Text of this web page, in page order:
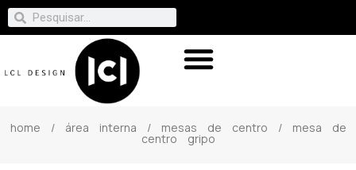
home / área interna / mesas de centro / mesa de
centro gripo